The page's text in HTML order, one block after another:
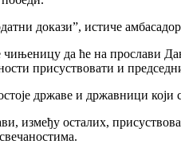
докази”, истиче
да ће на прослави
присуствовати и
државе и државници
између осталих,